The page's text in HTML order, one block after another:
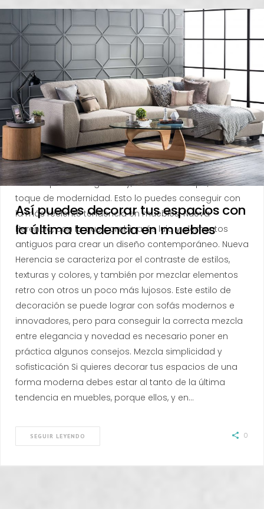
Así puedes decorar tus espacios con
la última tendencia en muebles
TENDENCIAS JUNIO 2, 2018
La innovación y la elegancia pueden ir de la mano. De
hecho, si prestas atención a las últimas tendencias en
muebles, te darás cuenta de lo sencillo que puede ser
tener espacios elegantes y, al mismo tiempo, con un
toque de modernidad. Esto lo puedes conseguir con
la más reciente tendencia en muebles: Nueva
Herencia, con la que combinarás lujo y elementos
antiguos para crear un diseño contemporáneo. Nueva
Herencia se caracteriza por el contraste de estilos,
texturas y colores, y también por mezclar elementos
retro con otros un poco más lujosos. Este estilo de
decoración se puede lograr con sofás modernos e
innovadores, pero para conseguir la correcta mezcla
entre elegancia y novedad es necesario poner en
práctica algunos consejos. Mezcla simplicidad y
sofisticación Si quieres decorar tus espacios de una
forma moderna debes estar al tanto de la última
tendencia en muebles, porque ellos, y en…
SEGUIR LEYENDO 0